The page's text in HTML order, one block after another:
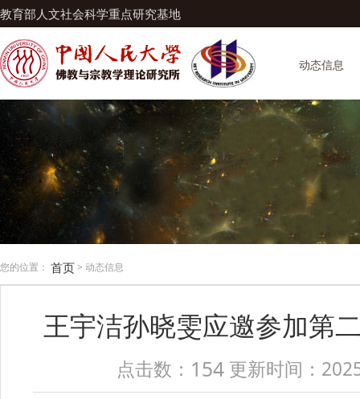
教育部人文社会科学重点研究基地
动态信息
您的位置： 首页> 动态信息
王宇洁孙晓雯应邀参加第
点击数： 154 更新时间：